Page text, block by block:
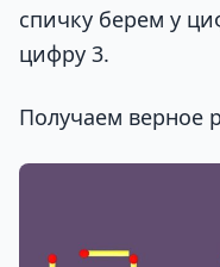
спичку берем у
цифру 3.
Получаем верное